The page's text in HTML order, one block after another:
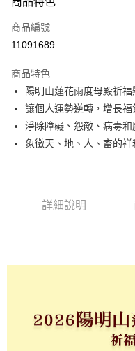
【大哥付你分期使用說明】
2.付款方式選擇「大哥付你分期
流程，驗證手機門號後，選擇
3.實際核准額度、可分期數及
4.訂單成立30分鐘內，如未前
消。如遇「轉專審核」未通過
法說明評估內容。
1.分期款項不併入電信帳單，「
醒簡訊。
1.本服務係由「台灣大哥大股
運送方式
宅配
每筆NT$120，滿
台灣無結緣品法會免運 (不
商品編號
11091689
商品特色
陽明山蓮花雨度母殿祈
讓個人運勢逆轉，增長
淨除障礙、怨敵、病毒
象徵天、地、人、畜的
詳細說明